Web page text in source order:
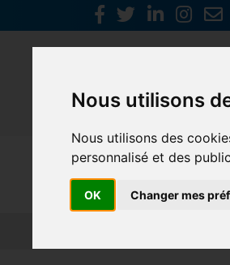
Nous utilisons
Nous utilisons des
personnalisé et des
OK Changer mes